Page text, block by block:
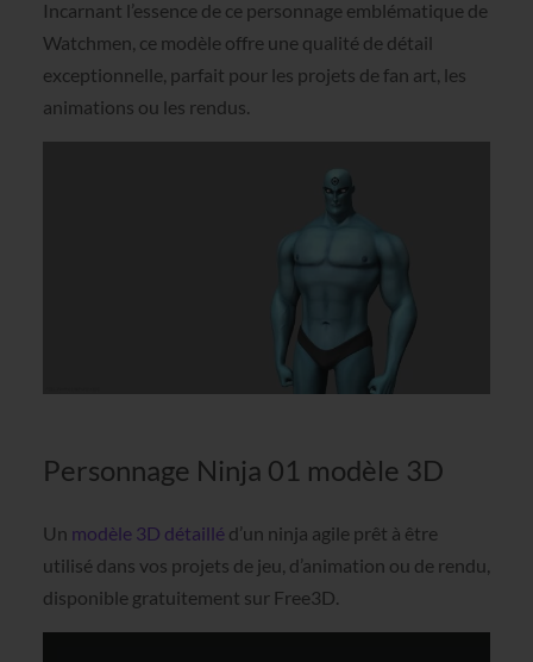
Incarnant l’essence de ce personnage emblématique de
Watchmen, ce modèle offre une qualité de détail
exceptionnelle, parfait pour les projets de fan art, les
animations ou les rendus.
Personnage Ninja 01 modèle 3D
Un modèle 3D détailléd’un ninja agile prêt à être
utilisé dans vos projets de jeu, d’animation ou de rendu,
disponible gratuitement sur Free3D.